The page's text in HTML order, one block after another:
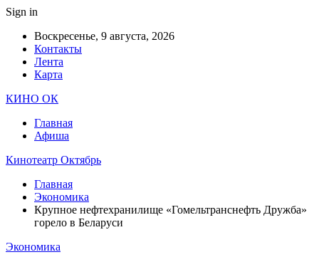
Sign in
Воскресенье, 9 августа, 2026
Контакты
Лента
Карта
КИНО ОК
Главная
Афиша
Кинотеатр Октябрь
Главная
Экономика
Крупное нефтехранилище «Гомельтранснефть Дружба»
горело в Беларуси
Экономика